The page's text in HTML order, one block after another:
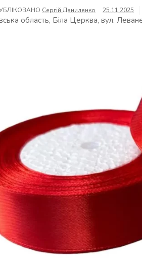
Сергій Даниленко 25.11.2025
область, Біла Церква, вул.